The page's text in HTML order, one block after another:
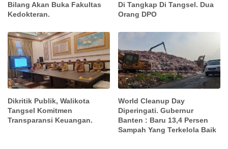
Bilang Akan Buka Fakultas
Kedokteran.
Di Tangkap Di Tangsel. Dua
Orang DPO
Dikritik Publik, Walikota
Tangsel Komitmen
Transparansi Keuangan.
World Cleanup Day
Diperingati. Gubernur
Banten : Baru 13,4 Persen
Sampah Yang Terkelola Baik